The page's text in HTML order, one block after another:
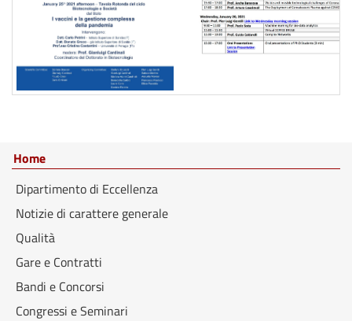
Home
Dipartimento di Eccellenza
Notizie di carattere generale
Qualità
Gare e Contratti
Bandi e Concorsi
Congressi e Seminari